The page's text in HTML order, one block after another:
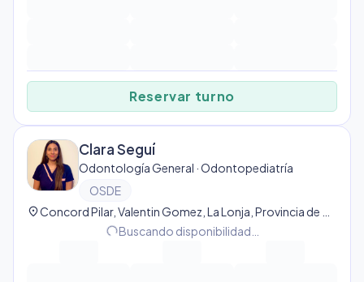
Reservar turno
Clara Seguí
Odontología General · Odontopediatría
OSDE
location_on
progress_activityBuscando disponibilidad…